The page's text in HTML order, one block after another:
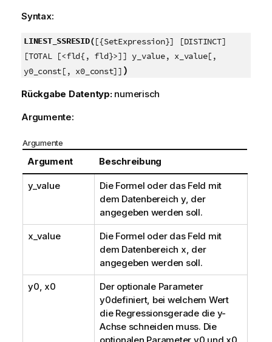
Syntax:
LINEST_SSRESID([{SetExpression}] [DISTINCT]
[TOTAL [<fld{, fld}>]] y_value, x_value[,
y0_const[, x0_const]] )
Rückgabe Datentyp: numerisch
Argumente:
Argumente
Argument Beschreibung
y_value
Die Formel oder das Feld mit
dem Datenbereich y, der
angegeben werden soll.
x_value
Die Formel oder das Feld mit
dem Datenbereich x, der
angegeben werden soll.
y0, x0
Der optionale Parameter
y0definiert, bei welchem Wert
die Regressionsgerade die y-
Achse schneiden muss. Die